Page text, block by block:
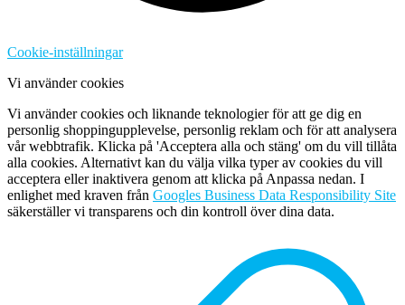
Cookie-inställningar
Vi använder cookies
Vi använder cookies och liknande teknologier för att ge dig en
personlig shoppingupplevelse, personlig reklam och för att analysera
vår webbtrafik. Klicka på 'Acceptera alla och stäng' om du vill tillåta
alla cookies. Alternativt kan du välja vilka typer av cookies du vill
acceptera eller inaktivera genom att klicka på Anpassa nedan. I
enlighet med kraven från Googles Business Data Responsibility Site
säkerställer vi transparens och din kontroll över dina data.